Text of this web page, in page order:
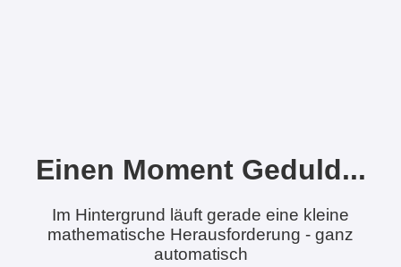
Einen Moment Geduld...
Im Hintergrund läuft gerade eine kleine
mathematische Herausforderung - ganz
automatisch